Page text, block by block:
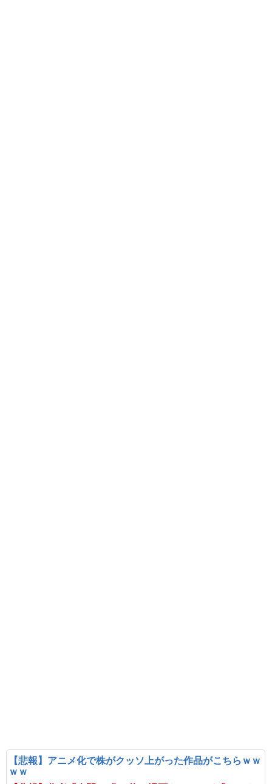
【悲報】アニメ化で株がクッソ上がった作品がこちらｗｗ
ｗｗ